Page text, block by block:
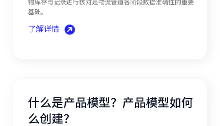
基础。
了解详情
什么是产品模型？产品模型如何
么创建？